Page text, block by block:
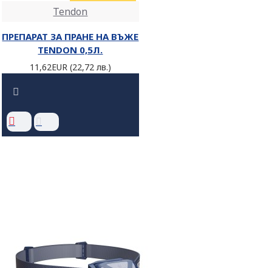
Tendon
ПРЕПАРАТ ЗА ПРАНЕ НА ВЪЖЕ
TENDON 0,5Л.
11,62EUR (22,72 лв.)